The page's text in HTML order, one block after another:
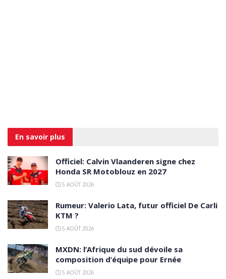
En savoir plus
Officiel: Calvin Vlaanderen signe chez
Honda SR Motoblouz en 2027
5 AOÛT 2026
Rumeur: Valerio Lata, futur officiel De Carli
KTM ?
5 AOÛT 2026
MXDN: l’Afrique du sud dévoile sa
composition d’équipe pour Ernée
5 AOÛT 2026